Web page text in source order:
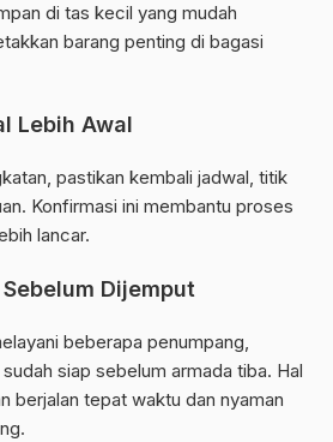
di tas kecil yang mudah
barang penting di bagasi
Lebih Awal
pastikan kembali jadwal, titik
Konfirmasi ini membantu proses
lancar.
Dijemput
beberapa penumpang,
siap sebelum armada tiba. Hal
berjalan tepat waktu dan nyaman